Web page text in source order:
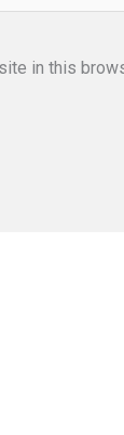
in this